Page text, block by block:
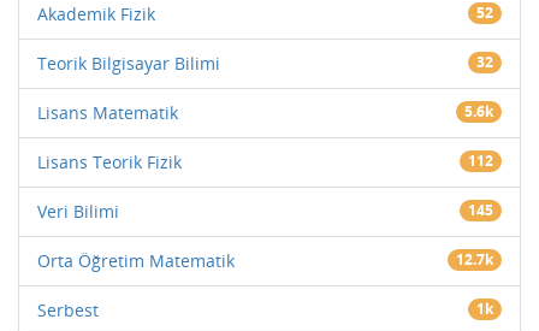
Akademik Fizik 52
Teorik Bilgisayar Bilimi 32
Lisans Matematik 5.6k
Lisans Teorik Fizik 112
Veri Bilimi 145
Orta Öğretim Matematik 12.7k
Serbest 1k